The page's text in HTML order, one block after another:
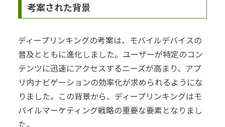
考案された背景
ディープリンキングの考案は、モバイルデバイスの
普及とともに進化しました。ユーザーが特定のコン
テンツに迅速にアクセスするニーズが高まり、アプ
リ内ナビゲーションの効率化が求められるようにな
りました。この背景から、ディープリンキングはモ
バイルマーケティング戦略の重要な要素となりまし
た。